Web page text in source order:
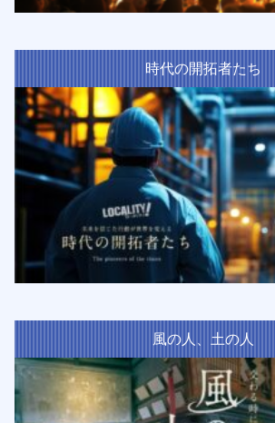
時代の開拓者たち
風の人、土の人